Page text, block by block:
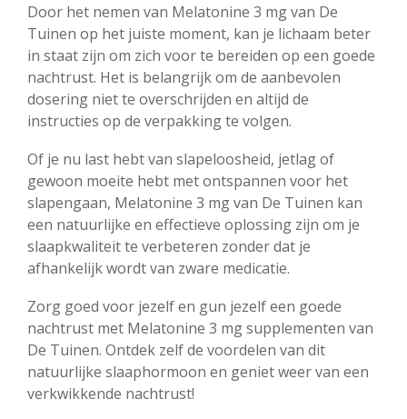
Door het nemen van Melatonine 3 mg van De
Tuinen op het juiste moment, kan je lichaam beter
in staat zijn om zich voor te bereiden op een goede
nachtrust. Het is belangrijk om de aanbevolen
dosering niet te overschrijden en altijd de
instructies op de verpakking te volgen.
Of je nu last hebt van slapeloosheid, jetlag of
gewoon moeite hebt met ontspannen voor het
slapengaan, Melatonine 3 mg van De Tuinen kan
een natuurlijke en effectieve oplossing zijn om je
slaapkwaliteit te verbeteren zonder dat je
afhankelijk wordt van zware medicatie.
Zorg goed voor jezelf en gun jezelf een goede
nachtrust met Melatonine 3 mg supplementen van
De Tuinen. Ontdek zelf de voordelen van dit
natuurlijke slaaphormoon en geniet weer van een
verkwikkende nachtrust!